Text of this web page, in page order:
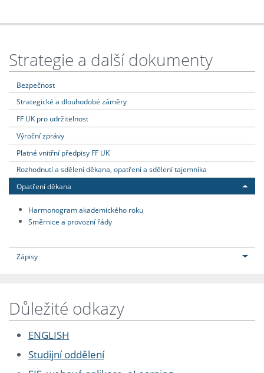
Strategie a další dokumenty
Bezpečnost
Strategické a dlouhodobé záměry
FF UK pro udržitelnost
Výroční zprávy
Platné vnitřní předpisy FF UK
Rozhodnutí a sdělení děkana, opatření a sdělení tajemníka
Opatření děkana
Harmonogram akademického roku
Směrnice a provozní řády
Zápisy
Důležité odkazy
ENGLISH
Studijní oddělení